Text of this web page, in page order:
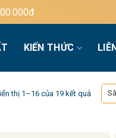
KIẾN THỨC
thị 1–16 của 19 kết quảĐã
sắp